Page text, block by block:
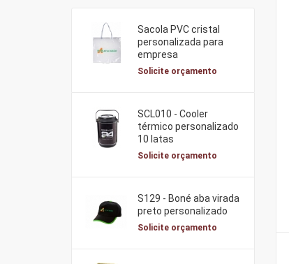
Sacola PVC cristal
personalizada para
empresa
Solicite orçamento
SCL010 - Cooler
térmico personalizado
10 latas
Solicite orçamento
S129 - Boné aba virada
preto personalizado
Solicite orçamento